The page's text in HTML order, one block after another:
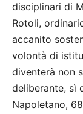
disciplinari di
Rotoli,
accanito
volontà di
diventerà non
deliberante, sì
Napoletano,